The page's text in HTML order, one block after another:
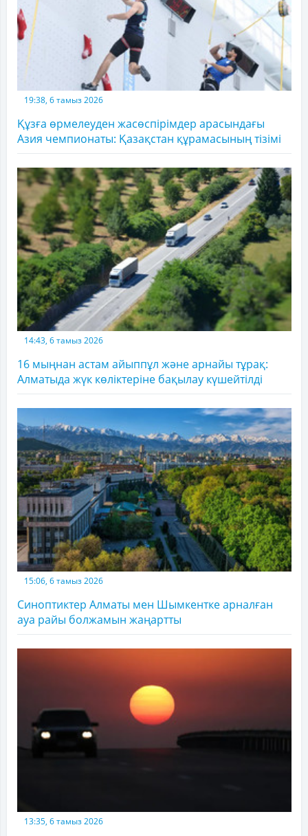
19:38, 6 тамыз 2026
Құзға өрмелеуден жасөспірімдер арасындағы
Азия чемпионаты: Қазақстан құрамасының тізімі
14:43, 6 тамыз 2026
16 мыңнан астам айыппұл және арнайы тұрақ:
Алматыда жүк көліктеріне бақылау күшейтілді
15:06, 6 тамыз 2026
Синоптиктер Алматы мен Шымкентке арналған
ауа райы болжамын жаңартты
13:35, 6 тамыз 2026